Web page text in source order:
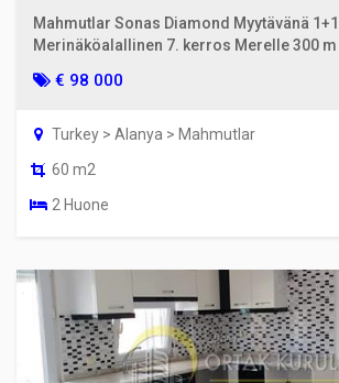
Mahmutlar Sonas Diamond Myytävänä 1+1 |
Merinäköalallinen 7. kerros Merelle 300 m
€ 98 000
Turkey > Alanya > Mahmutlar
60 m2
2 Huone